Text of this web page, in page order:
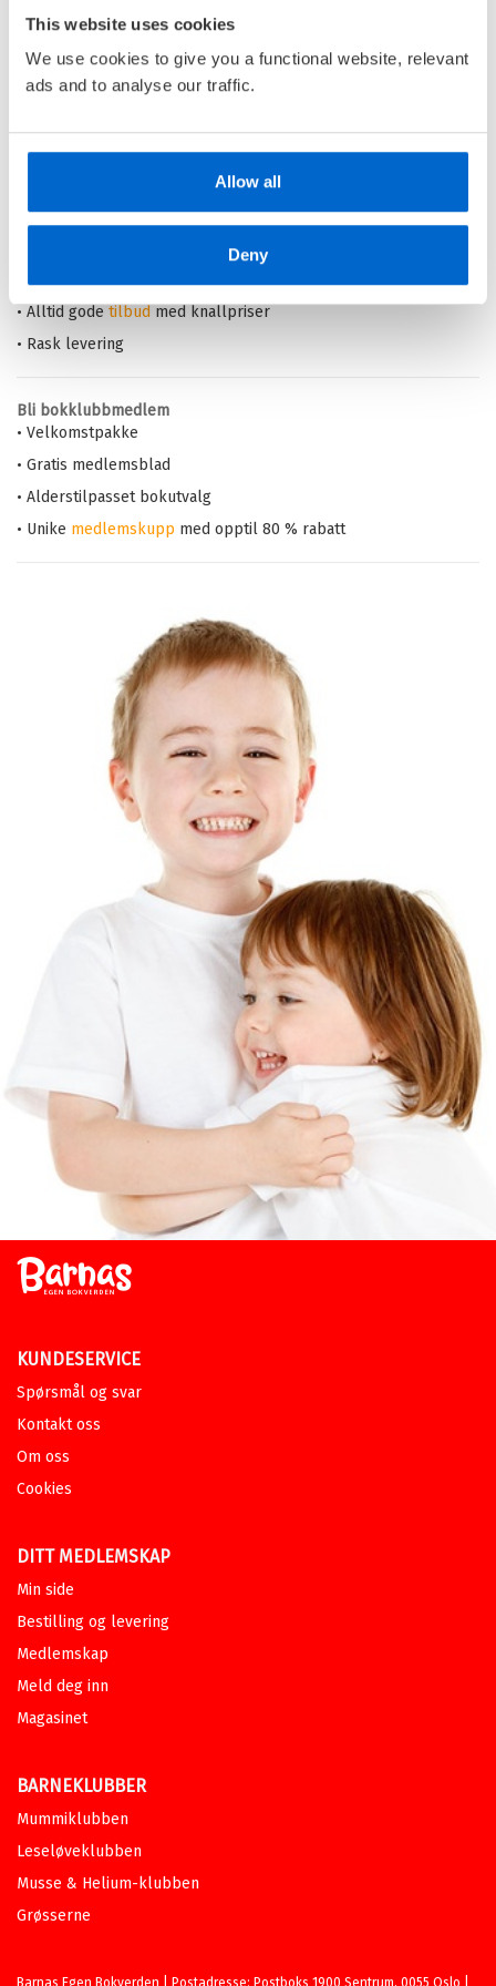
This website uses cookies
We use cookies to give you a functional website, relevant
ads and to analyse our traffic.
Allow all
Deny
Pris 379,–
Barnas Egen Bokverden – 100% leselyst!
Din barnebokhandel på nett
• Alltid lave priser og maks rabatt
• Alltid gode tilbud med knallpriser
• Rask levering
Bli bokklubbmedlem
• Velkomstpakke
• Gratis medlemsblad
• Alderstilpasset bokutvalg
• Unike medlemskupp med opptil 80 % rabatt
KUNDESERVICE
Spørsmål og svar
Kontakt oss
Om oss
Cookies
DITT MEDLEMSKAP
Min side
Bestilling og levering
Medlemskap
Meld deg inn
Magasinet
BARNEKLUBBER
Mummiklubben
Leseløveklubben
Musse & Helium-klubben
Grøsserne
Barnas Egen Bokverden | Postadresse: Postboks 1900 Sentrum, 0055 Oslo |